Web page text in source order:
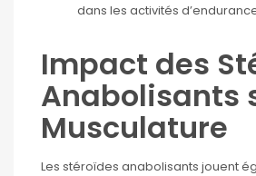
dans les activités
Impact des
Anabolisants
Musculature
Les stéroïdes anabolisants jouent